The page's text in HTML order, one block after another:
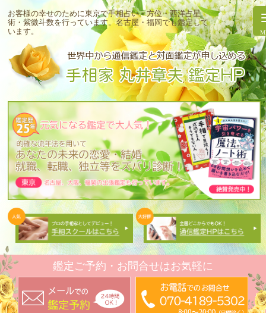
お客様の幸せのために東京で手相占い・方位・西洋占星
術・紫微斗数を行っています。名古屋・福岡でも鑑定して
います。
鑑定ご予約・お問合せはお気軽に